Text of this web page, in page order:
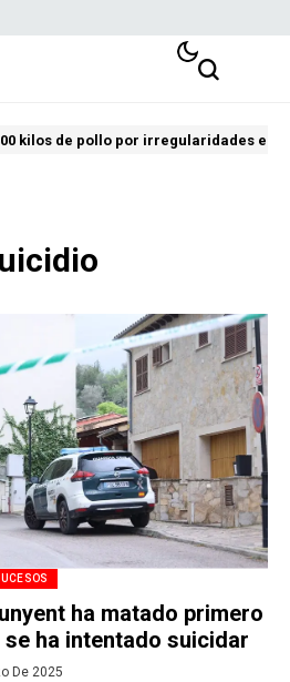
kilos de pollo por irregularidades en
ha matado primero
ha intentado suicidar
De 2025